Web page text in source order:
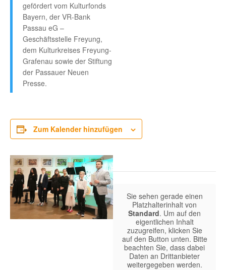
gefördert vom Kulturfonds
Bayern, der VR-Bank
Passau eG –
Geschäftsstelle Freyung,
dem Kulturkreises Freyung-
Grafenau sowie der Stiftung
der Passauer Neuen
Presse.
Zum Kalender hinzufügen
Sie sehen gerade einen
Platzhalterinhalt von
Standard. Um auf den
eigentlichen Inhalt
zuzugreifen, klicken Sie
auf den Button unten. Bitte
beachten Sie, dass dabei
Daten an Drittanbieter
weitergegeben werden.